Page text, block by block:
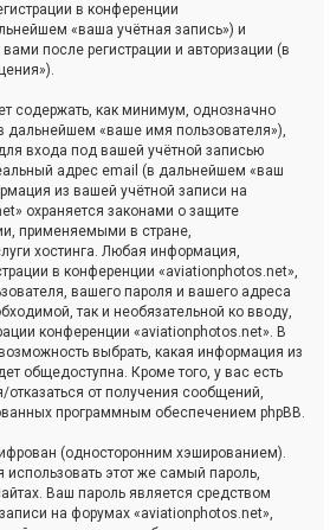
в конференции
«ваша учётная запись») и
после регистрации и авторизации (в
содержать, как минимум, однозначно
дальнейшем «ваше имя пользователя»),
входа под вашей учётной записью
адрес email (в дальнейшем «ваш
из вашей учётной записи на
охраняется законами о защите
применяемыми в стране,
хостинга. Любая информация,
в конференции «aviationphotos.net»,
вашего пароля и вашего адреса
так и необязательной ко вводу,
конференции «aviationphotos.net». В
выбрать, какая информация из
общедоступна. Кроме того, у вас есть
отказаться от получения сообщений,
программным обеспечением phpBB.
(односторонним хэшированием).
этот же самый пароль,
Ваш пароль является средством
на форумах «aviationphotos.net»,